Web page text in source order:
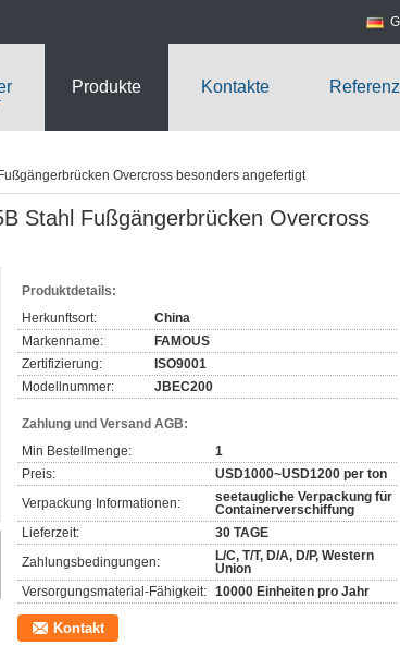
Produkte Kontakte
Overcross besonders angefertigt
Stahl Fußgängerbrücken Overcross
Produktdetails:
Herkunftsort:
China
Markenname:
FAMOUS
Zertifizierung:
ISO9001
Modellnummer:
JBEC200
Zahlung und Versand AGB:
Min Bestellmenge:
1
Preis:
USD1000~USD1200 per ton
Verpackung Informationen:
seetaugliche Verpackung für
Containerverschiffung
Lieferzeit:
30 TAGE
Zahlungsbedingungen:
L/C, T/T, D/A, D/P, Western
Union
Versorgungsmaterial-Fähigkeit: 10000 Einheiten pro Jahr
Kontakt